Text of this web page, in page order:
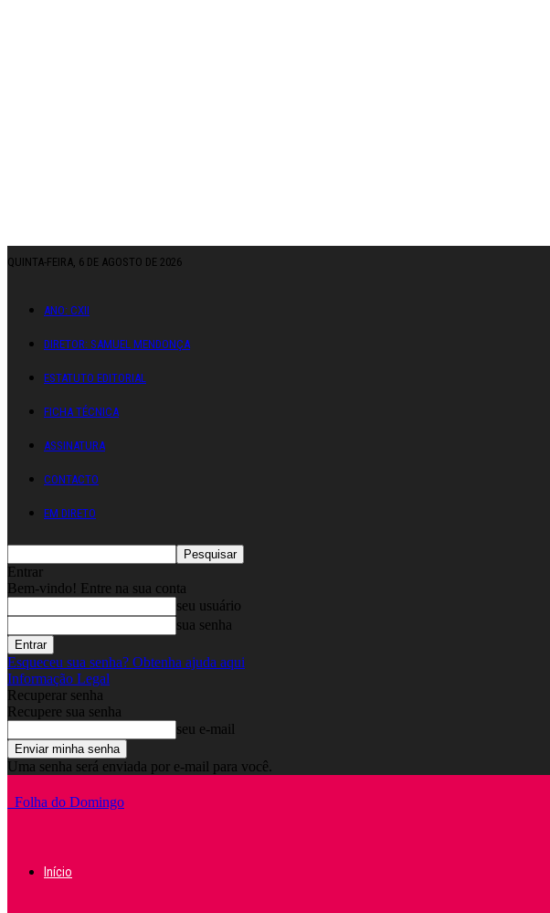
QUINTA-FEIRA, 6 DE AGOSTO DE 2026
ANO: CXII
DIRETOR: SAMUEL MENDONÇA
ESTATUTO EDITORIAL
FICHA TÉCNICA
ASSINATURA
CONTACTO
EM DIRETO
Entrar
Bem-vindo! Entre na sua conta
seu usuário
sua senha
Esqueceu sua senha? Obtenha ajuda aqui
Informação Legal
Recuperar senha
Recupere sua senha
seu e-mail
Uma senha será enviada por e-mail para você.
Folha do Domingo
Início